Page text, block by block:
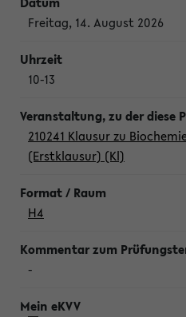
Freitag, 14. August 2026
10-13
210241 Klausur zu
(Erstklausur) (Kl)
H4
-